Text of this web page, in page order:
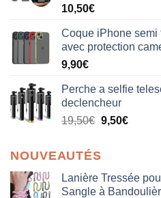
Note5.00
10,50€
Coque iPhone semi
avec protection
9,90€
Perche a selfie
declencheur
19,50€ 9,50€
NOUVEAUTÉS
Lanière Tressée
Sangle à